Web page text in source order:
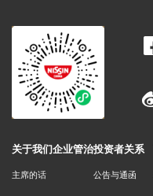
关于我们
主席的话
企业管治投资者关系
公告与通函